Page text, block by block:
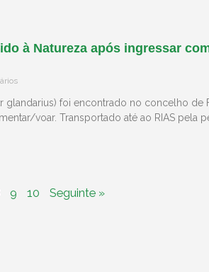
à Natureza após ingressar
glandarius) foi encontrado no concelho de
voar. Transportado até ao RIAS pela
9 10 Seguinte »